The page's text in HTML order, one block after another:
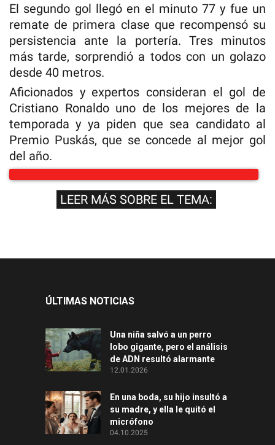
El segundo gol llegó en el minuto 77 y fue un
remate de primera clase que recompensó su
persistencia ante la portería. Tres minutos
más tarde, sorprendió a todos con un golazo
desde 40 metros.
Aficionados y expertos consideran el gol de
Cristiano Ronaldo uno de los mejores de la
temporada y ya piden que sea candidato al
Premio Puskás, que se concede al mejor gol
del año.
LEER MÁS SOBRE EL TEMA:
ÚLTIMAS NOTICIAS
Una niña salvó a un perro
lobo gigante, pero el análisis
de ADN resultó alarmante
12.01.2026
En una boda, su hijo insultó a
su madre, y ella le quitó el
micrófono
04.10.2025